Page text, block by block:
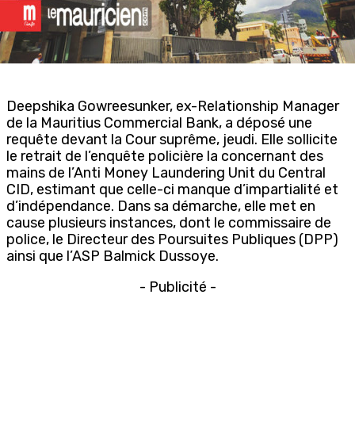
Deepshika Gowreesunker, ex-Relationship Manager
de la Mauritius Commercial Bank, a déposé une
requête devant la Cour suprême, jeudi. Elle sollicite
le retrait de l’enquête policière la concernant des
mains de l’Anti Money Laundering Unit du Central
CID, estimant que celle-ci manque d’impartialité et
d’indépendance. Dans sa démarche, elle met en
cause plusieurs instances, dont le commissaire de
police, le Directeur des Poursuites Publiques (DPP)
ainsi que l’ASP Balmick Dussoye.
- Publicité -